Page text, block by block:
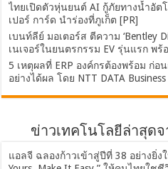
ไทยเปิดตัวหุ่นยนต์ AI กู้ภัยทางน้ำอัต
เปอร์ การ์ด นำร่องที่ภูเก็ต [PR]
เบนท์ลีย์ มอเตอร์ส ตีความ ‘Bentley
เนเจอร์ในยนตรกรรม EV รุ่นแรก พ
5 เหตุผลที่ ERP องค์กรต้องพร้อม ก่
อย่างได้ผล โดย NTT DATA
ข่าวเทคโนโลยีล่าสุดจาก
แอลจี ฉลองก้าวเข้าสู่ปีที่ 38 อย่างยิ่ง